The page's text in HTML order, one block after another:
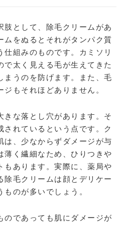
肢として、除毛クリームがあ
ムをぬるとそれがタンパク質
組みのものです。カミソリ
太く見える毛が生えてきた
まうのを防げます。また、毛
もそれほどありません。
きな落とし穴があります。そ
れているという点です。ク
は、少なからずダメージが与
薄く繊細なため、ひりつきや
もあります。実際に、薬局や
除毛クリームは顔とデリケー
のが多いでしょう。
のであっても肌にダメージが